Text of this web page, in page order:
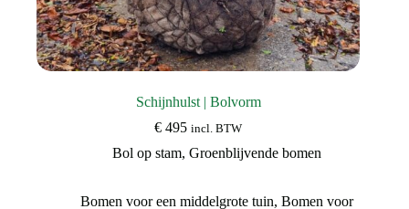
Schijnhulst | Bolvorm
€ 495 incl. BTW
Bol op stam, Groenblijvende bomen
Bomen voor een middelgrote tuin, Bomen voor